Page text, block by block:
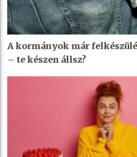
A kormányok már
– te készen állsz?